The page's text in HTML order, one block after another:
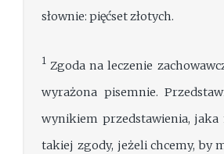
słownie: pięćset złotych.
1 Zgoda na leczenie
wyrażona pisemnie.
wynikiem przedstawienia, jaka
takiej zgody, jeżeli chcemy, by